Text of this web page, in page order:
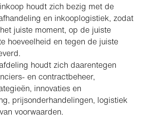
houdt zich bezig met de
en inkooplogistiek, zodat
juiste moment, op de juiste
hoeveelheid en tegen de juiste
houdt zich daarentegen
en contractbeheer,
innovaties en
prijsonderhandelingen, logistiek
voorwaarden.